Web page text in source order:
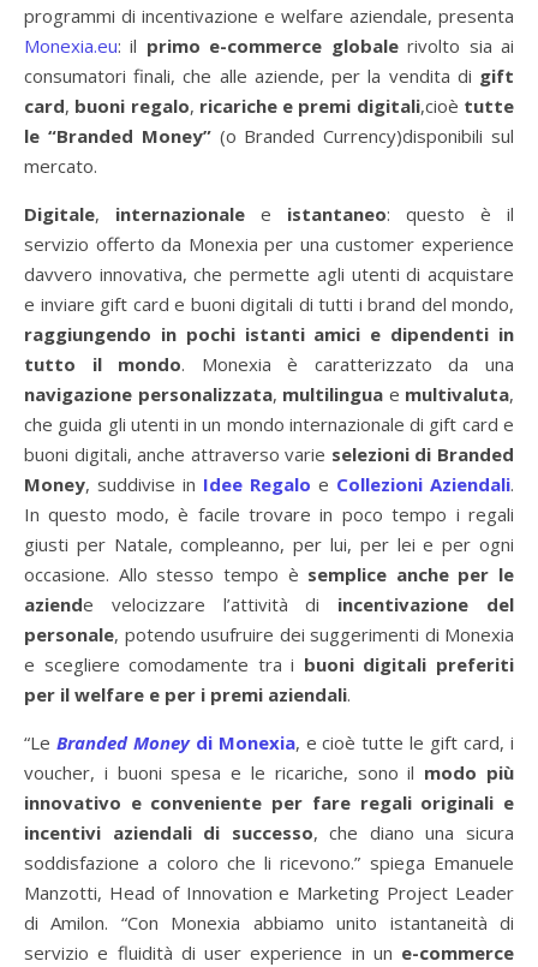
programmi di incentivazione e welfare aziendale, presenta
Monexia.eu: il primo e-commerce globalerivolto sia ai
consumatori finali, che alle aziende, per la vendita di gift
card, buoni regalo, ricariche e premi digitali,cioè tutte
le “Branded Money” (o Branded Currency)disponibili sul
mercato.
Digitale, internazionale e istantaneo: questo è il
servizio offerto da Monexia per una customer experience
davvero innovativa, che permette agli utenti di acquistare
e inviare gift card e buoni digitali di tutti i brand del mondo,
raggiungendo in pochi istanti amici e dipendenti in
tutto il mondo. Monexia è caratterizzato da una
navigazione personalizzata, multilingua e multivaluta,
che guida gli utenti in un mondo internazionale di gift card e
buoni digitali, anche attraverso varie selezioni di Branded
Money, suddivise in Idee Regalo e Collezioni Aziendali.
In questo modo, è facile trovare in poco tempo i regali
giusti per Natale, compleanno, per lui, per lei e per ogni
occasione. Allo stesso tempo è semplice anche per le
aziende velocizzare l’attività di incentivazione del
personale, potendo usufruire dei suggerimenti di Monexia
e scegliere comodamente tra i buoni digitali preferiti
per il welfare e per i premi aziendali.
“Le Branded Moneydi Monexia, e cioè tutte le gift card, i
voucher, i buoni spesa e le ricariche, sono il modo più
innovativo e conveniente per fare regali originali e
incentivi aziendali di successo, che diano una sicura
soddisfazione a coloro che li ricevono.” spiega Emanuele
Manzotti, Head of Innovation e Marketing Project Leader
di Amilon. “Con Monexia abbiamo unito istantaneità di
servizio e fluidità di user experience in un e-commerce